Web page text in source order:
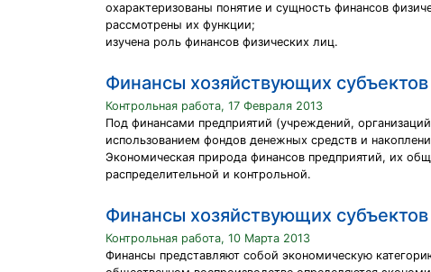
охарактеризованы понятие и сущность финансов
рассмотрены их функции;
изучена роль финансов физических лиц.
Финансы хозяйствующих субъектов
Контрольная работа, 17 Февраля 2013
Под финансами предприятий (учреждений,
использованием фондов денежных средств и
Экономическая природа финансов предприятий, их
распределительной и контрольной.
Финансы хозяйствующих субъектов
Контрольная работа, 10 Марта 2013
Финансы представляют собой экономическую